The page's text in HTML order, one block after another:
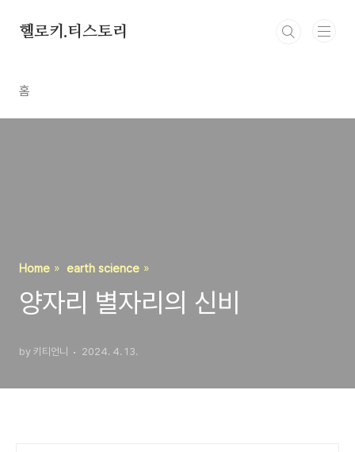
헬로키.티스토리
홈
Home earth science
양자리 별자리의 신비
by 키티언니 2024. 4. 13.